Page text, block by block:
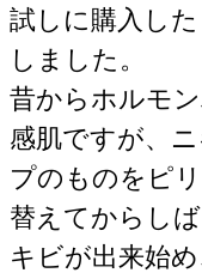
試しに購入し
しました。
昔からホルモ
感肌ですが、
プのものをピ
替えてからし
キビが出来始